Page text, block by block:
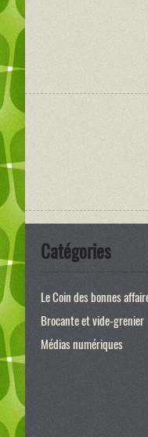
Catégories
Le Coin des bonnes
Brocante et vide-grenier
Médias numériques